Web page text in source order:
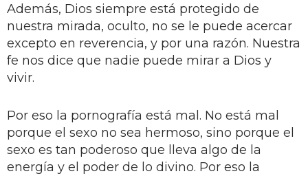
Además, Dios siempre está protegido de
nuestra mirada, oculto, no se le puede acercar
excepto en reverencia, y por una razón. Nuestra
fe nos dice que nadie puede mirar a Dios y
vivir.
Por eso la pornografía está mal. No está mal
porque el sexo no sea hermoso, sino porque el
sexo es tan poderoso que lleva algo de la
energía y el poder de lo divino. Por eso la